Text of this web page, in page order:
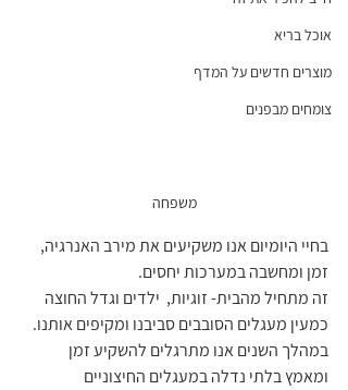
אוכל בריא
מוצרים חדשים על המדף
צומחים מבפנים
משפחה
בחיי היומיום אנו משקיעים את מירב האנרגיה,
זמן ומחשבה במערכות יחסים.
זה מתחיל מהבית- זוגיות,  ילדים וגדל החוצה
כמעין מעגלים הסובבים סביבנו ומקיפים אותנו.
במהלך השנים אנו מתרגלים להשקיע זמן
ומאמץ בלתי נדלה במעגלים החיצוניים